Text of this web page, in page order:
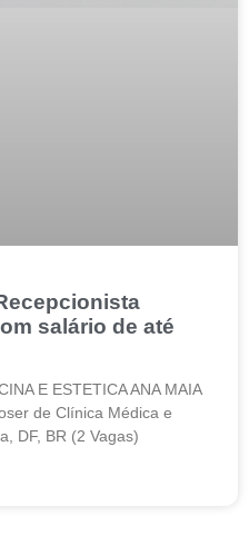
salário de até
E ESTETICA ANA MAIA
de Clínica Médica e
DF, BR (2 Vagas)